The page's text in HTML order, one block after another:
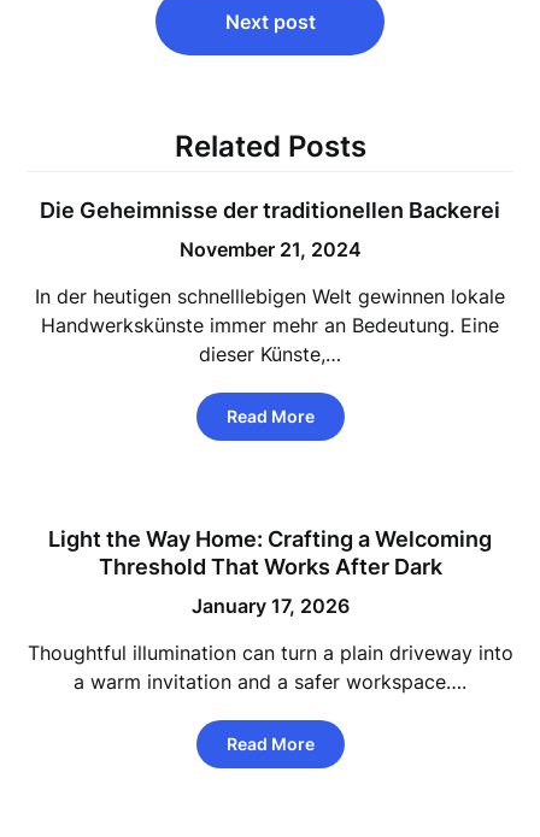
Next post
Related Posts
Die Geheimnisse der traditionellen Backerei
November 21, 2024
In der heutigen schnelllebigen Welt gewinnen lokale
Handwerkskünste immer mehr an Bedeutung. Eine
dieser Künste,…
Read More
Light the Way Home: Crafting a Welcoming
Threshold That Works After Dark
January 17, 2026
Thoughtful illumination can turn a plain driveway into
a warm invitation and a safer workspace….
Read More